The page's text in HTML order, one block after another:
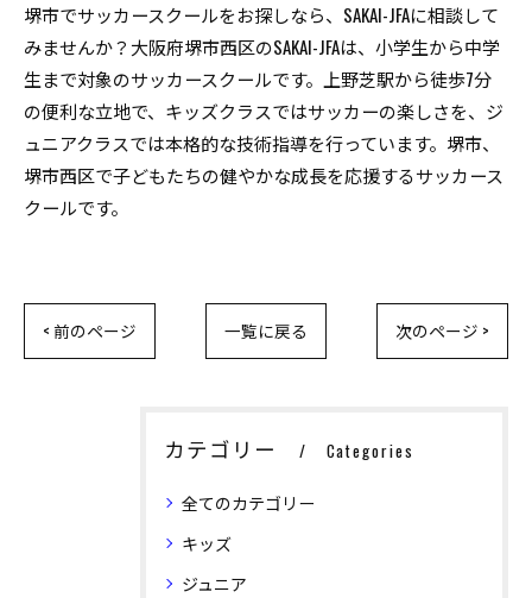
堺市でサッカースクールをお探しなら、SAKAI-JFAに相談して
みませんか？大阪府堺市西区のSAKAI-JFAは、小学生から中学
生まで対象のサッカースクールです。上野芝駅から徒歩7分
の便利な立地で、キッズクラスではサッカーの楽しさを、ジ
ュニアクラスでは本格的な技術指導を行っています。堺市、
堺市西区で子どもたちの健やかな成長を応援するサッカース
クールです。
< 前のページ 一覧に戻る 次のページ >
カテゴリー Categories
全てのカテゴリー
キッズ
ジュニア